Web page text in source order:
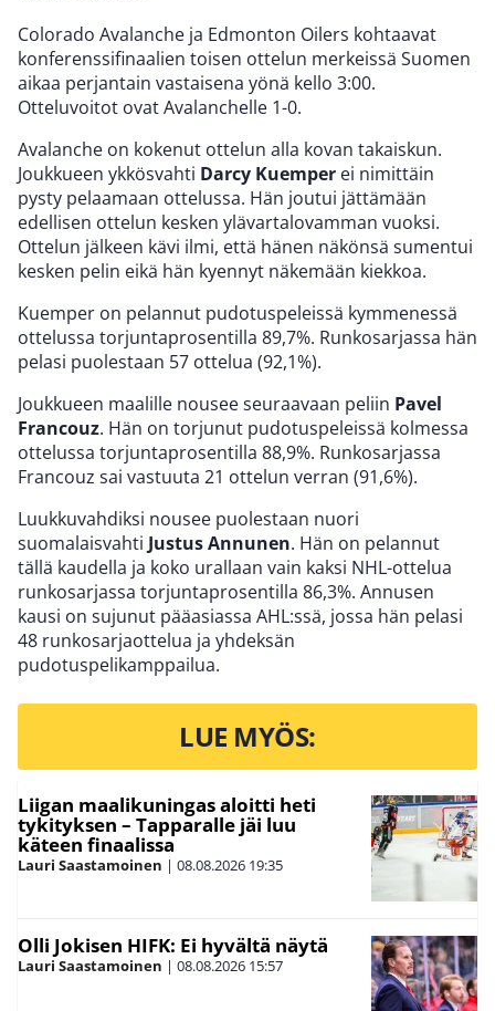
Colorado Avalanche ja Edmonton Oilers kohtaavat
konferenssifinaalien toisen ottelun merkeissä Suomen
aikaa perjantain vastaisena yönä kello 3:00.
Otteluvoitot ovat Avalanchelle 1-0.
Avalanche on kokenut ottelun alla kovan takaiskun.
Joukkueen ykkösvahti Darcy Kuemper ei nimittäin
pysty pelaamaan ottelussa. Hän joutui jättämään
edellisen ottelun kesken ylävartalovamman vuoksi.
Ottelun jälkeen kävi ilmi, että hänen näkönsä sumentui
kesken pelin eikä hän kyennyt näkemään kiekkoa.
Kuemper on pelannut pudotuspeleissä kymmenessä
ottelussa torjuntaprosentilla 89,7%. Runkosarjassa hän
pelasi puolestaan 57 ottelua (92,1%).
Joukkueen maalille nousee seuraavaan peliin Pavel
Francouz. Hän on torjunut pudotuspeleissä kolmessa
ottelussa torjuntaprosentilla 88,9%. Runkosarjassa
Francouz sai vastuuta 21 ottelun verran (91,6%).
Luukkuvahdiksi nousee puolestaan nuori
suomalaisvahti Justus Annunen. Hän on pelannut
tällä kaudella ja koko urallaan vain kaksi NHL-ottelua
runkosarjassa torjuntaprosentilla 86,3%. Annusen
kausi on sujunut pääasiassa AHL:ssä, jossa hän pelasi
48 runkosarjaottelua ja yhdeksän
pudotuspelikamppailua.
LUE MYÖS:
Liigan maalikuningas aloitti heti
tykityksen – Tapparalle jäi luu
käteen finaalissa
Lauri Saastamoinen | 08.08.2026 19:35
Olli Jokisen HIFK: Ei hyvältä näytä
Lauri Saastamoinen | 08.08.2026 15:57